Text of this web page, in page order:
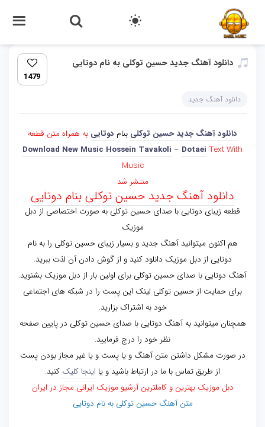
دانلود آهنگ جدید حسین توکلی به نام دوتایی
1479
دانلود آهنگ جدید
دانلود آهنگ جدید حسین توکلی بنام دوتایی به همراه متن قطعه
Download New Music Hossein Tavakoli – Dotaei Text With
Music
منتشر شد
دانلود آهنگ جدید حسین توکلی بنام دوتایی
قطعه زیبای دوتایی با صدای حسین توکلی به صورت اختصاصی از دبل
موزیک
هم اکنون میتوانید آهنگ جدید و بسیار زیبای حسین توکلی را به نام
دوتایی از دبل موزیک دانلود کنید و از گوش دادن آن لذت ببرید.
آهنگ دوتایی با صدای حسین توکلی برای اولین بار از دبل موزیک بشنوید.
برای حمایت از حسین توکلی لینک این پست را در شبکه های اجتماعی
خود به اشتراک بزارید.
همچنان میتوانید به آهنگ دوتایی با صدای حسین توکلی در پایین صفحه
نظر خود را درج فرمایید.
در صورت مشکل داشتن متن آهنگ و یا پست و یا غیر مجاز بودن پست
از طریق تماس با ما در ارتباط باشید و یا اینجا کلیک کنید.
دبل موزیک بهترین و کاملترین آرشیو موزیک ایرانی مجاز در ایران
متن آهنگ حسین توکلی به نام دوتایی